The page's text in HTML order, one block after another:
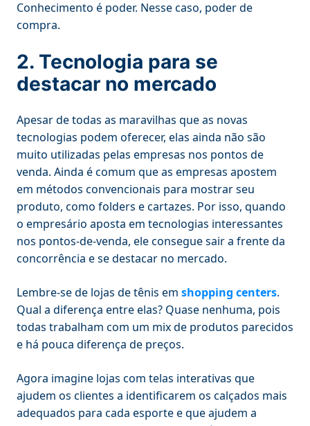
Conhecimento é poder. Nesse caso, poder de
compra.
2. Tecnologia para se
destacar no mercado
Apesar de todas as maravilhas que as novas
tecnologias podem oferecer, elas ainda não são
muito utilizadas pelas empresas nos pontos de
venda. Ainda é comum que as empresas apostem
em métodos convencionais para mostrar seu
produto, como folders e cartazes. Por isso, quando
o empresário aposta em tecnologias interessantes
nos pontos-de-venda, ele consegue sair a frente da
concorrência e se destacar no mercado.
Lembre-se de lojas de tênis em shopping centers.
Qual a diferença entre elas? Quase nenhuma, pois
todas trabalham com um mix de produtos parecidos
e há pouca diferença de preços.
Agora imagine lojas com telas interativas que
ajudem os clientes a identificarem os calçados mais
adequados para cada esporte e que ajudem a